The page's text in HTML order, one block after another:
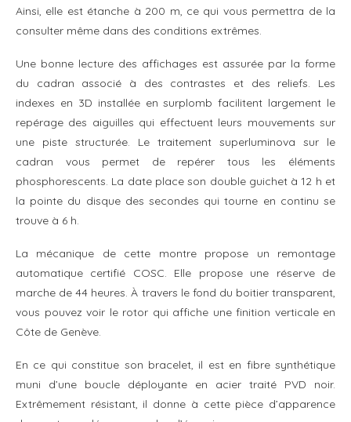
Ainsi, elle est étanche à 200 m, ce qui vous permettra de la
consulter même dans des conditions extrêmes.
Une bonne lecture des affichages est assurée par la forme
du cadran associé à des contrastes et des reliefs. Les
indexes en 3D installée en surplomb facilitent largement le
repérage des aiguilles qui effectuent leurs mouvements sur
une piste structurée. Le traitement superluminova sur le
cadran vous permet de repérer tous les éléments
phosphorescents. La date place son double guichet à 12 h et
la pointe du disque des secondes qui tourne en continu se
trouve à 6 h.
La mécanique de cette montre propose un remontage
automatique certifié COSC. Elle propose une réserve de
marche de 44 heures. À travers le fond du boitier transparent,
vous pouvez voir le rotor qui affiche une finition verticale en
Côte de Genève.
En ce qui constitue son bracelet, il est en fibre synthétique
muni d’une boucle déployante en acier traité PVD noir.
Extrêmement résistant, il donne à cette pièce d’apparence